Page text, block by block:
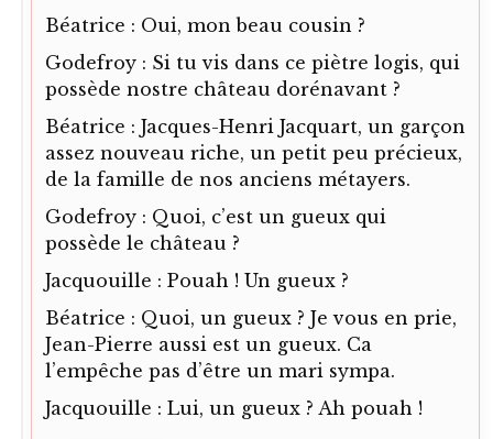
Béatrice : Oui, mon beau cousin ?
Godefroy : Si tu vis dans ce piètre logis, qui
possède nostre château dorénavant ?
Béatrice : Jacques-Henri Jacquart, un garçon
assez nouveau riche, un petit peu précieux,
de la famille de nos anciens métayers.
Godefroy : Quoi, c’est un gueux qui
possède le château ?
Jacquouille : Pouah ! Un gueux ?
Béatrice : Quoi, un gueux ? Je vous en prie,
Jean-Pierre aussi est un gueux. Ca
l’empêche pas d’être un mari sympa.
Jacquouille : Lui, un gueux ? Ah pouah !